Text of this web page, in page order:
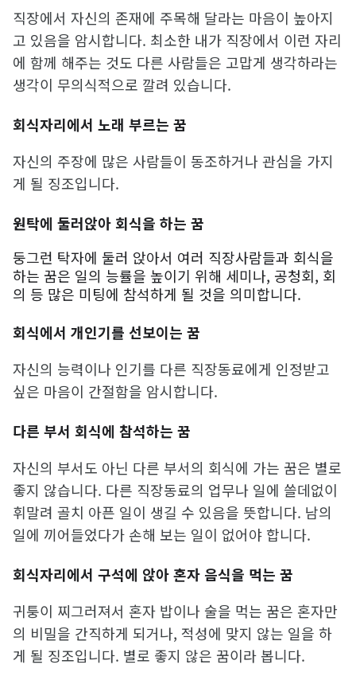
직장에서 자신의 존재에 주목해 달라는 마음이 높아지
고 있음을 암시합니다. 최소한 내가 직장에서 이런 자리
에 함께 해주는 것도 다른 사람들은 고맙게 생각하라는
생각이 무의식적으로 깔려 있습니다.
회식자리에서 노래 부르는 꿈
자신의 주장에 많은 사람들이 동조하거나 관심을 가지
게 될 징조입니다.
원탁에 둘러앉아 회식을 하는 꿈
둥그런 탁자에 둘러 앉아서 여러 직장사람들과 회식을
하는 꿈은 일의 능률을 높이기 위해 세미나, 공청회, 회
의 등 많은 미팅에 참석하게 될 것을 의미합니다.
회식에서 개인기를 선보이는 꿈
자신의 능력이나 인기를 다른 직장동료에게 인정받고
싶은 마음이 간절함을 암시합니다.
다른 부서 회식에 참석하는 꿈
자신의 부서도 아닌 다른 부서의 회식에 가는 꿈은 별로
좋지 않습니다. 다른 직장동료의 업무나 일에 쓸데없이
휘말려 골치 아픈 일이 생길 수 있음을 뜻합니다. 남의
일에 끼어들었다가 손해 보는 일이 없어야 합니다.
회식자리에서 구석에 앉아 혼자 음식을 먹는 꿈
귀퉁이 찌그러져서 혼자 밥이나 술을 먹는 꿈은 혼자만
의 비밀을 간직하게 되거나, 적성에 맞지 않는 일을 하
게 될 징조입니다. 별로 좋지 않은 꿈이라 봅니다.